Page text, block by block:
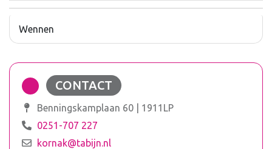
Wennen
CONTACT
Benningskamplaan 60 | 1911LP
0251-707 227
kornak@tabijn.nl